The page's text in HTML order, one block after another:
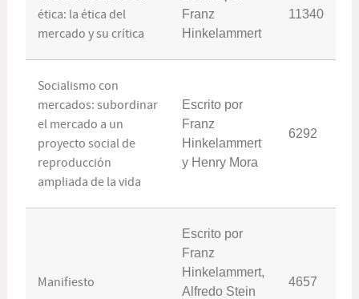
ética: la ética del
mercado y su crítica
Franz
Hinkelammert
11340
Socialismo con
mercados: subordinar
el mercado a un
proyecto social de
reproducción
ampliada de la vida
Escrito por
Franz
Hinkelammert
y Henry Mora
6292
Manifiesto
Escrito por
Franz
Hinkelammert,
Alfredo Stein
4657